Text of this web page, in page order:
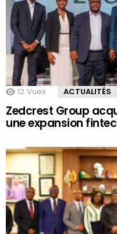
12 Vues ACTUALITÉS
Zedcrest Group
une expansion